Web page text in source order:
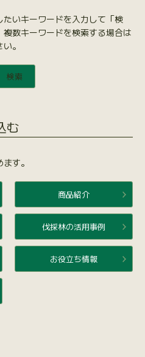
いキーワードを入力して「検
数キーワードを検索する場合は
。
検索
む
す。
商品紹介
伐採林の活用事例
お役立ち情報